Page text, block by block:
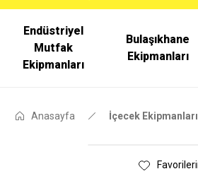
Endüstriyel
Mutfak
Ekipmanları
Bulaşıkhane
Ekipmanları
Anasayfa İçecek Ekipmanları